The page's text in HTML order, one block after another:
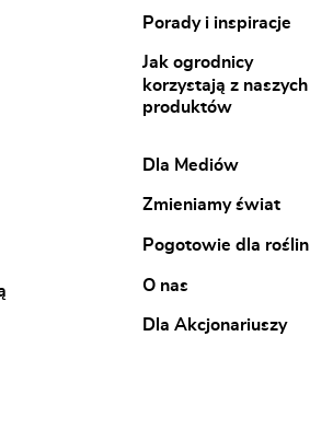
Porady i inspiracje
Jak ogrodnicy
korzystają z naszych
produktów
Dla Mediów
Zmieniamy świat
Pogotowie dla roślin
O nas
Dla Akcjonariuszy